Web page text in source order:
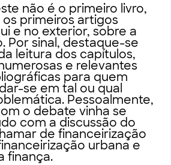
não é o primeiro livro,
primeiros artigos
e no exterior, sobre a
Por sinal, destaque-se
leitura dos capítulos,
e relevantes
para quem
se em tal ou qual
Pessoalmente,
o debate vinha se
com a discussão do
de financeirização
urbana e
finança.